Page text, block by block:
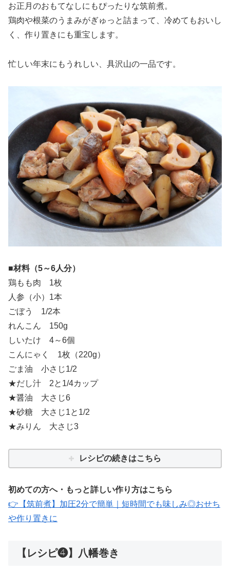
お正月のおもてなしにもぴったりな筑前煮。
鶏肉や根菜のうまみがぎゅっと詰まって、冷めてもおいし
く、作り置きにも重宝します。
忙しい年末にもうれしい、具沢山の一品です。
■材料（5～6人分）
鶏もも肉 1枚
人参（小）1本
ごぼう 1/2本
れんこん 150g
しいたけ 4～6個
こんにゃく 1枚（220g）
ごま油 小さじ1/2
★だし汁 2と1/4カップ
★醤油 大さじ6
★砂糖 大さじ1と1/2
★みりん 大さじ3
レシピの続きはこちら
初めての方へ・もっと詳しい作り方はこちら
👉【筑前煮】加圧2分で簡単｜短時間でも味しみ◎おせち
や作り置きに
【レシピ❹】八幡巻き